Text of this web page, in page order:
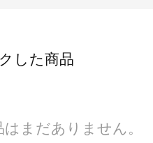
した商品
まだありません。